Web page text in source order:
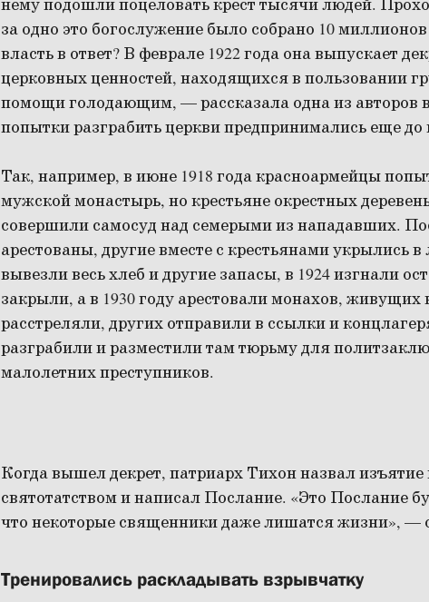
нему подошли поцеловать крест тысячи людей.
за одно это богослужение было собрано 10
власть в ответ? В феврале 1922 года она выпускает
церковных ценностей, находящихся в пользовании
помощи голодающим, — рассказала одна из авторов
попытки разграбить церкви предпринимались еще до
Так, например, в июне 1918 года красноармейцы
мужской монастырь, но крестьяне окрестных
совершили самосуд над семерыми из нападавших.
арестованы, другие вместе с крестьянами укрылись в
вывезли весь хлеб и другие запасы, в 1924 изгнали
закрыли, а в 1930 году арестовали монахов, живущих
расстреляли, других отправили в ссылки и
разграбили и разместили там тюрьму для
малолетних преступников.
Когда вышел декрет, патриарх Тихон назвал
святотатством и написал Послание. «Это Послание
что некоторые священники даже лишатся жизни», —
Тренировались раскладывать взрывчатку